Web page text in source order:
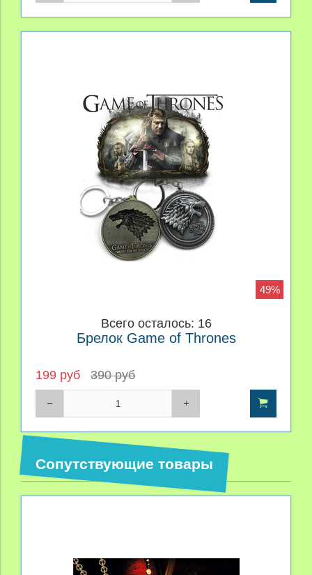
49%
Всего осталось: 16
Брелок Game of Thrones
199 руб 390 руб
Сопутствующие товары